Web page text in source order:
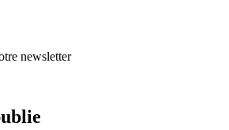
newsletter